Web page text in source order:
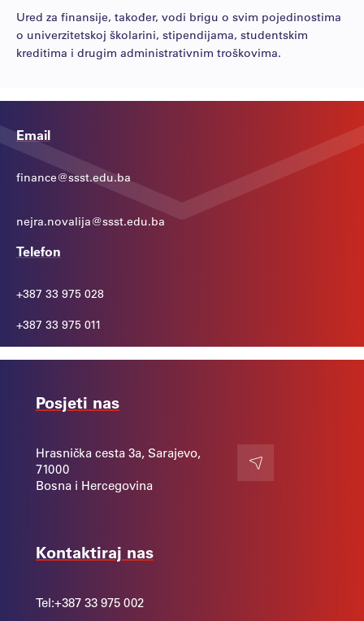
Ured za finansije, također, vodi brigu o svim pojedinostima
o univerzitetskoj školarini, stipendijama, studentskim
kreditima i drugim administrativnim troškovima.
Email
finance@ssst.edu.ba
nejra.novalija@ssst.edu.ba
Telefon
+387 33 975 028
+387 33 975 011
Posjeti nas
Hrasnička cesta 3a, Sarajevo,
71000
Bosna i Hercegovina
Kontakt
Kontaktiraj nas
Tel:+387 33 975 002